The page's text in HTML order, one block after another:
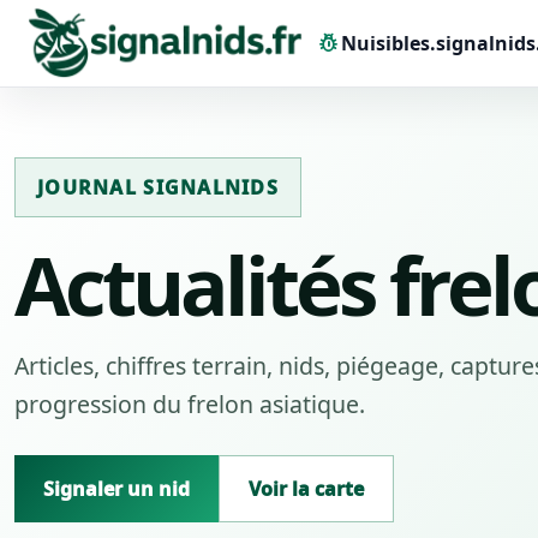
pest_control
JOURNAL SIGNALNIDS
Actualités
Articles, chiffres terrain, nids, piégeage,
progression du frelon asiatique.
Signaler un nid Voir la carte